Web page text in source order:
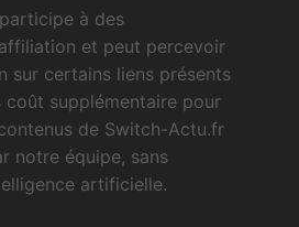
à des
et peut percevoir
sur certains liens présents
coût supplémentaire pour
de Switch-Actu.fr
notre équipe, sans
artificielle.